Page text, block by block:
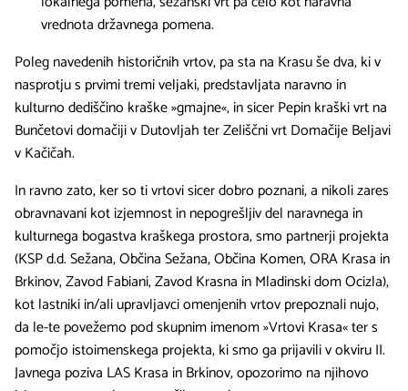
vrednota državnega pomena.
Poleg navedenih historičnih vrtov, pa sta na Krasu še dva, ki v
nasprotju s prvimi tremi veljaki, predstavljata naravno in
kulturno dediščino kraške »gmajne«, in sicer Pepin kraški vrt na
Bunčetovi domačiji v Dutovljah ter Zeliščni vrt Domačije Beljavi
v Kačičah.
In ravno zato, ker so ti vrtovi sicer dobro poznani, a nikoli zares
obravnavani kot izjemnost in nepogrešljiv del naravnega in
kulturnega bogastva kraškega prostora, smo partnerji projekta
(KSP d.d. Sežana, Občina Sežana, Občina Komen, ORA Krasa in
Brkinov, Zavod Fabiani, Zavod Krasna in Mladinski dom Ocizla),
kot lastniki in/ali upravljavci omenjenih vrtov prepoznali nujo,
da le-te povežemo pod skupnim imenom »Vrtovi Krasa« ter s
pomočjo istoimenskega projekta, ki smo ga prijavili v okviru II.
Javnega poziva LAS Krasa in Brkinov, opozorimo na njihovo